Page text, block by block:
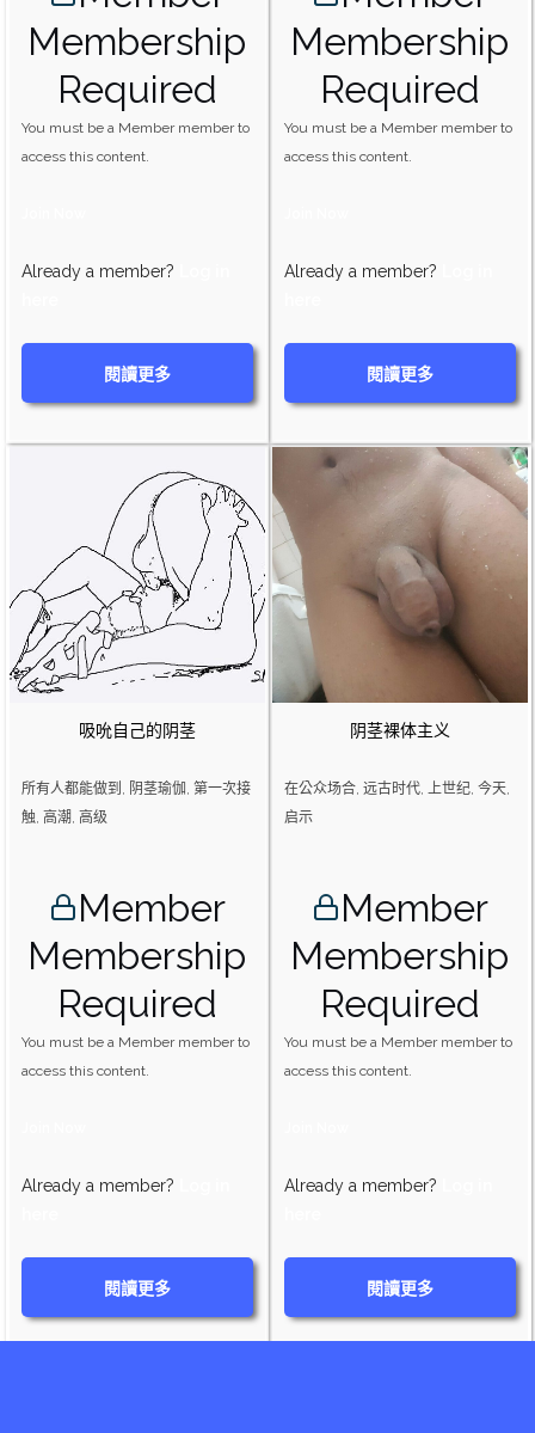
Membership
Required
You must be a Member member to
access this content.
Already a member?
閱讀更多
Membership
Required
You must be a Member member to
access this content.
Already a member?
閱讀更多
吸吮自己的阴茎
所有人都能做到, 阴茎瑜伽, 第一次接
触, 高潮, 高级
Member
Membership
Required
You must be a Member member to
access this content.
Already a member?
閱讀更多
阴茎裸体主义
在公众场合, 远古时代, 上世纪, 今天,
启示
Member
Membership
Required
You must be a Member member to
access this content.
Already a member?
閱讀更多